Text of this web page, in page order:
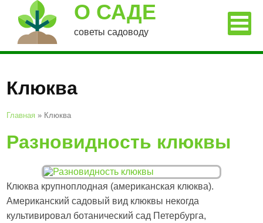
О САДЕ
советы садоводу
Клюква
Главная » Клюква
Разновидность клюквы
Клюква крупноплодная (американская клюква).
Американский садовый вид клюквы некогда
культивировал ботанический сад Петербурга,